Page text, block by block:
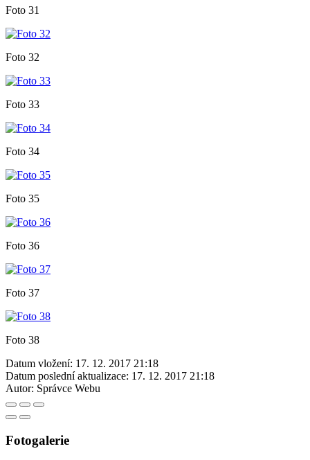
Foto 31
Foto 32
Foto 33
Foto 34
Foto 35
Foto 36
Foto 37
Foto 38
Datum vložení: 17. 12. 2017 21:18
Datum poslední aktualizace: 17. 12. 2017 21:18
Autor: Správce Webu
Fotogalerie